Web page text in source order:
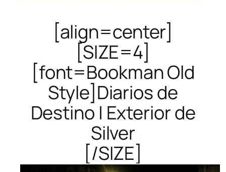
[align=center]
[SIZE=4]
[font=Bookman Old
Style]Diarios de
Destino | Exterior de
Silver
[/SIZE]